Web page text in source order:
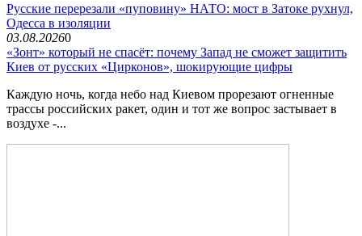
Русские перерезали «пуповину» НАТО: мост в Затоке рухнул,
Одесса в изоляции
03.08.20260
«Зонт» который не спасёт: почему Запад не сможет защитить
Киев от русских «Цирконов», шокирующие цифры
Каждую ночь, когда небо над Киевом прорезают огненные
трассы российских ракет, один и тот же вопрос застывает в
воздухе -...